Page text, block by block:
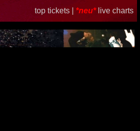
top tickets | *neu* live charts